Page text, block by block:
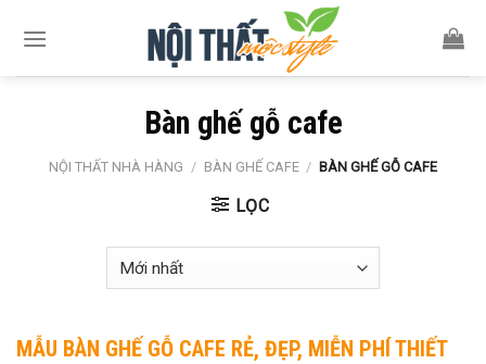
Bàn ghế gỗ cafe
NỘI THẤT NHÀ HÀNG / BÀN GHẾ CAFE / BÀN GHẾ GỖ CAFE
LỌC
MẪU BÀN GHẾ GỖ CAFE RẺ, ĐẸP, MIỄN PHÍ THIẾT